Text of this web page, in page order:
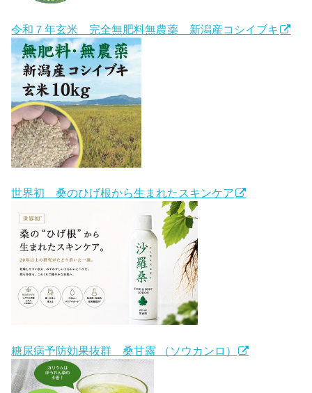
令和７年玄米 完全無肥料無農薬 新潟産コシイブキ
世界初 桑のひげ根から生まれたスキンケア
糖尿病予防効果抜群 桑甘露 （ソウカンロ）